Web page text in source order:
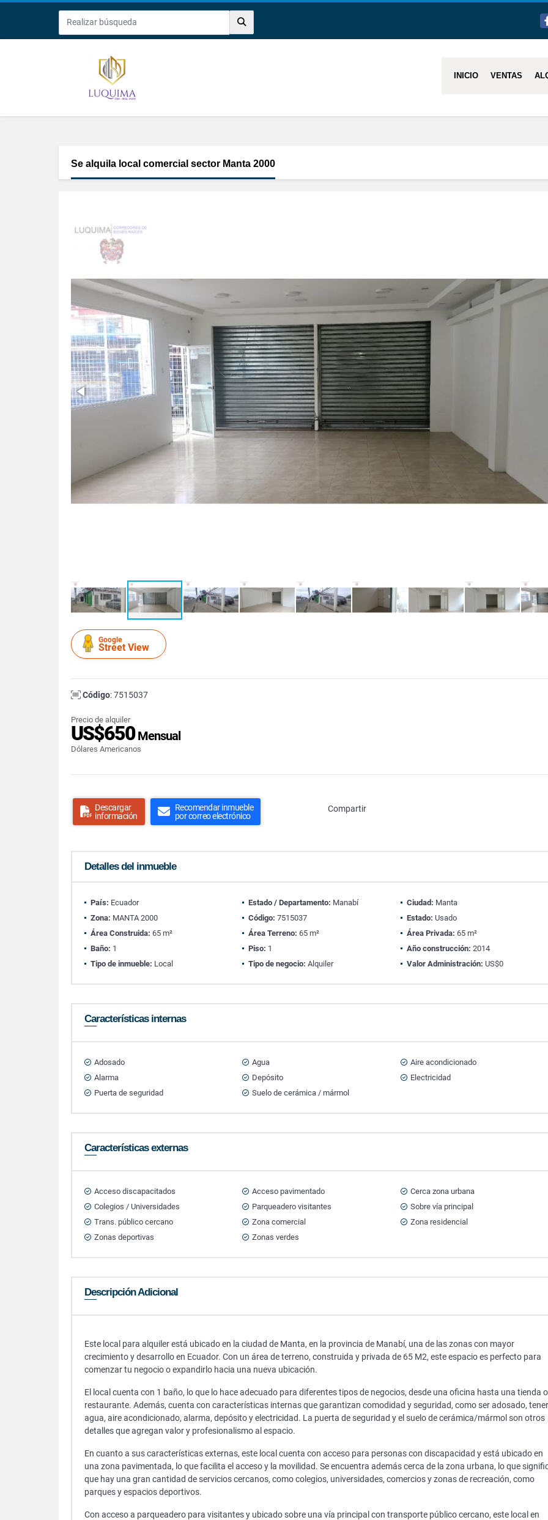
INICIO VENTAS
Se alquila local comercial sector Manta 2000
Google
Street View
Código: 7515037
Precio de alquiler
US$650Mensual
Dólares Americanos
Descargar
información
Recomendar inmueble
por correo electrónico
Compartir
Detalles del inmueble
País: Ecuador Estado / Departamento: Manabí Ciudad: Manta
Zona: MANTA 2000 Código: 7515037 Estado: Usado
Área Construida: 65 m² Área Terreno: 65 m² Área Privada: 65 m²
Baño: 1 Piso: 1 Año construcción: 2014
Tipo de inmueble: Local Tipo de negocio: Alquiler Valor Administración: US$0
Características internas
Adosado Agua
Aire acondicionado
Alarma
Depósito
Electricidad
Puerta de seguridad
Suelo de cerámica / mármol
Características externas
Acceso discapacitados Acceso pavimentado
Cerca zona urbana
Colegios / Universidades
Parqueadero visitantes
Sobre vía principal
Trans. público cercano
Zona comercial
Zona residencial
Zonas deportivas
Zonas verdes
Descripción Adicional
Este local para alquiler está ubicado en la ciudad de Manta, en la provincia de Manabí, una de las zonas con mayor
crecimiento y desarrollo en Ecuador. Con un área de terreno, construida y privada de 65 M2, este espacio es perfecto para
comenzar tu negocio o expandirlo hacia una nueva ubicación.
El local cuenta con 1 baño, lo que lo hace adecuado para diferentes tipos de negocios, desde una oficina hasta una tienda o
restaurante. Además, cuenta con características internas que garantizan comodidad y seguridad, como ser adosado, tener
agua, aire acondicionado, alarma, depósito y electricidad. La puerta de seguridad y el suelo de cerámica/mármol son otros
detalles que agregan valor y profesionalismo al espacio.
En cuanto a sus características externas, este local cuenta con acceso para personas con discapacidad y está ubicado en
una zona pavimentada, lo que facilita el acceso y la movilidad. Se encuentra además cerca de la zona urbana, lo que
que hay una gran cantidad de servicios cercanos, como colegios, universidades, comercios y zonas de recreación, como
parques y espacios deportivos.
Con acceso a parqueadero para visitantes y ubicado sobre una vía principal con transporte público cercano, este local en